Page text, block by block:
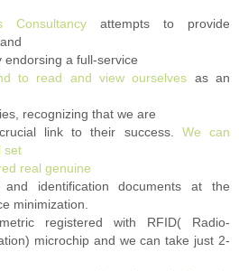
Consultancy attempts to provide
endorsing a full-service
to read and view ourselves as an
recognizing that we are
link to their success. We can
set
real genuine
and identification documents at the
minimization.
registered with RFID( Radio-
microchip and we can take just 2-